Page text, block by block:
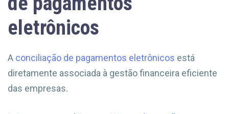
eletrônicos
A conciliação de pagamentos eletrônicos está
diretamente associada à gestão financeira eficiente
das empresas.